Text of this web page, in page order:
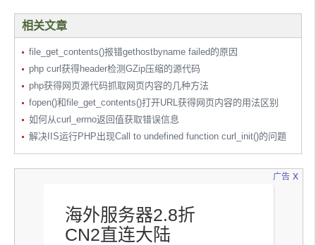
相关文章
file_get_contents()报错gethostbyname failed的原因
php curl获得header检测GZip压缩的源代码
php获得网页源代码抓取网页内容的几种方法
fopen()和file_get_contents()打开URL获得网页内容的用法区别
如何从curl_errno返回值获取错误信息
解决IIS运行PHP出现Call to undefined function curl_init()的问题
广告
海外服务器2.8折
CN2直连大陆
x